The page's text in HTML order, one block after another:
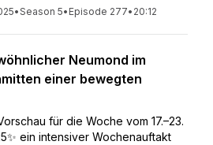
•Season 5• Episode 277• 20:12
Neumond im
einer bewegten
für die Woche vom 17.–23.
ein intensiver Wochenauftakt